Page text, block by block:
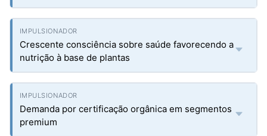
Crescente consciência sobre saúde favorecendo a
nutrição à base de plantas
Demanda por certificação orgânica em segmentos
premium